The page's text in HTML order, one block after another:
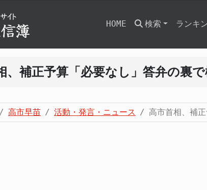
HOME 検索 ランキ
、補正予算「必要なし」答弁の裏
高市早苗 活動・発言・ニュース 高市首相、補